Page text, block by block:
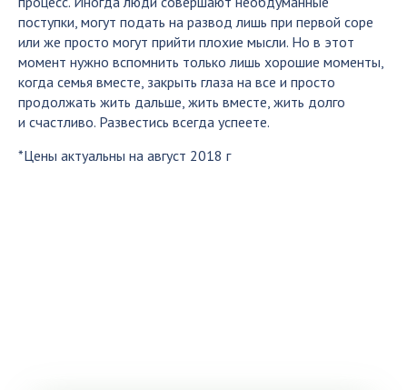
поступки, могут подать на развод лишь при первой соре
или же просто могут прийти плохие мысли. Но в этот
момент нужно вспомнить только лишь хорошие моменты,
когда семья вместе, закрыть глаза на все и просто
продолжать жить дальше, жить вместе, жить долго
и счастливо. Развестись всегда успеете.
*Цены актуальны на август 2018 г